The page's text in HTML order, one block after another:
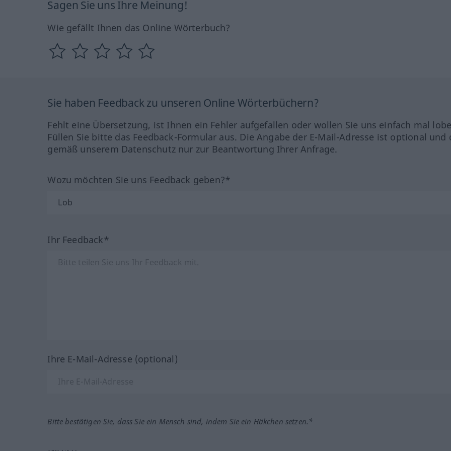
Sagen Sie uns Ihre Meinung!
Wie gefällt Ihnen das Online Wörterbuch?
Sie haben Feedback zu unseren Online Wörterbüchern?
Fehlt eine Übersetzung, ist Ihnen ein Fehler aufgefallen oder wollen Sie uns einfach mal
Füllen Sie bitte das Feedback-Formular aus. Die Angabe der E-Mail-Adresse ist optional und
gemäß unserem Datenschutz nur zur Beantwortung Ihrer Anfrage.
Wozu möchten Sie uns Feedback geben?*
Ihr Feedback*
Ihre E-Mail-Adresse (optional)
Bitte bestätigen Sie, dass Sie ein Mensch sind, indem Sie ein Häkchen setzen.*